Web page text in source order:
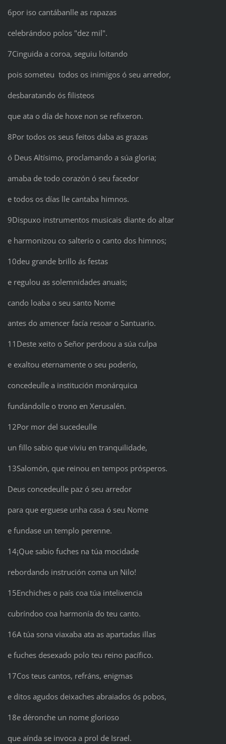
6por iso cantábanlle as rapazas
celebrándoo polos "dez mil".
7Cinguida a coroa, seguiu loitando
pois someteu todos os inimigos ó seu arredor,
desbaratando ós filisteos
que ata o día de hoxe non se refixeron.
8Por todos os seus feitos daba as grazas
ó Deus Altísimo, proclamando a súa gloria;
amaba de todo corazón ó seu facedor
e todos os días lle cantaba himnos.
9Dispuxo instrumentos musicais diante do altar
e harmonizou co salterio o canto dos himnos;
10deu grande brillo ás festas
e regulou as solemnidades anuais;
cando loaba o seu santo Nome
antes do amencer facía resoar o Santuario.
11Deste xeito o Señor perdoou a súa culpa
e exaltou eternamente o seu poderío,
concedeulle a institución monárquica
fundándolle o trono en Xerusalén.
12Por mor del sucedeulle
un fillo sabio que viviu en tranquilidade,
13Salomón, que reinou en tempos prósperos.
Deus concedeulle paz ó seu arredor
para que erguese unha casa ó seu Nome
e fundase un templo perenne.
14¡Que sabio fuches na túa mocidade
rebordando instrución coma un Nilo!
15Enchiches o país coa túa intelixencia
cubríndoo coa harmonía do teu canto.
16A túa sona viaxaba ata as apartadas illas
e fuches desexado polo teu reino pacífico.
17Cos teus cantos, refráns, enigmas
e ditos agudos deixaches abraiados ós pobos,
18e déronche un nome glorioso
que aínda se invoca a prol de Israel.